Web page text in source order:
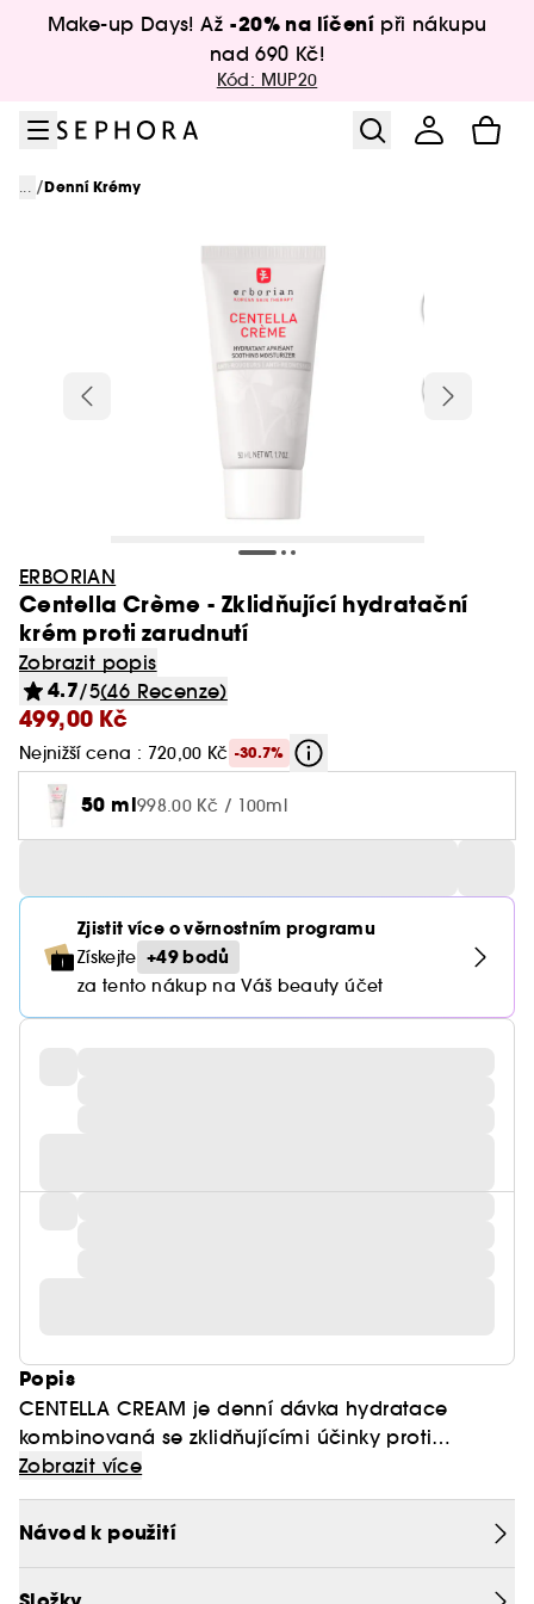
Přejít na hlavní obsah
Make-up Days! Až -20% na líčení při nákupu
nad 690 Kč!
Kód: MUP20
... /Denní Krémy
ERBORIAN
Centella Crème - Zklidňující hydratační
krém proti zarudnutí
Zobrazit popis
4.7/5(46 Recenze)
499,00 Kč
Nejnižší cena : 720,00 Kč -30.7%
50 ml998.00 Kč / 100ml
Zjistit více o věrnostním programu
Získejte +49 bodů
za tento nákup na Váš beauty účet
Popis
CENTELLA CREAM je denní dávka hydratace
kombinovaná se zklidňujícími účinky proti
zarudnutí. Vaše pleť je hydratovaná, vypadá
sjednoceněji a cítíte se pohodlně po celý den!
Díky svému složení obohacenému o kyselinu
Zobrazit více
Návod k použití